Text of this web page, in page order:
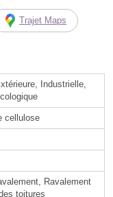
Trajet Maps
Industrielle,
cellulose
Ravalement
toitures